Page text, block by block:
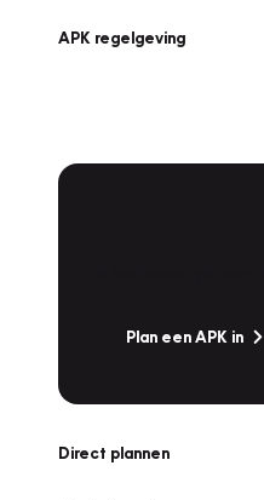
APK regelgeving
Plan een APK in
Direct plannen